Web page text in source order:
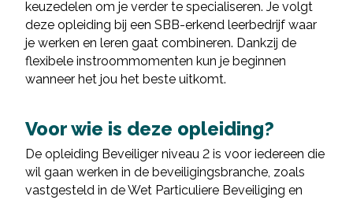
keuzedelen om je verder te specialiseren. Je volgt
deze opleiding bij een SBB-erkend leerbedrijf waar
je werken en leren gaat combineren. Dankzij de
flexibele instroommomenten kun je beginnen
wanneer het jou het beste uitkomt.
Voor wie is deze opleiding?
De opleiding Beveiliger niveau 2 is voor iedereen die
wil gaan werken in de beveiligingsbranche, zoals
vastgesteld in de Wet Particuliere Beveiliging en